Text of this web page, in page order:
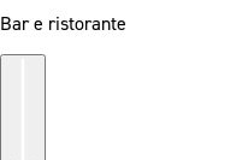
Bar e ristorante